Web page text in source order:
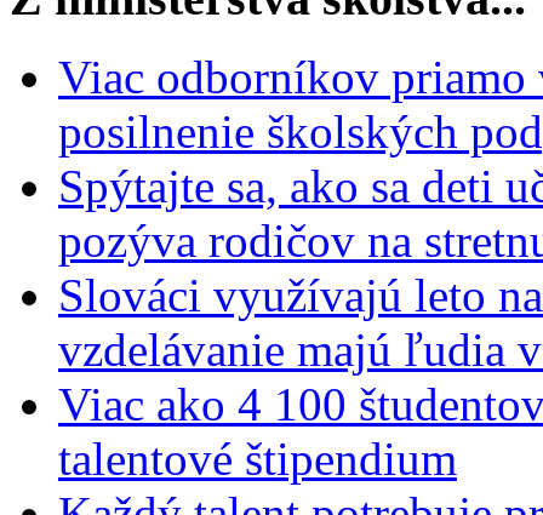
Viac odborníkov priamo
posilnenie školských
Spýtajte sa, ako sa deti
pozýva rodičov na
Slováci využívajú leto
vzdelávanie majú ľudia
Viac ako 4 100
talentové štipendium